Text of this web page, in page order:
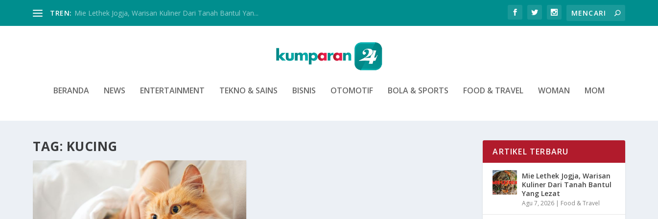
TREN: Mie Lethek Jogja, Warisan Kuliner Dari Tanah Bantul Yan...
BERANDA NEWS ENTERTAINMENT TEKNO & SAINS BISNIS OTOMOTIF BOLA & SPORTS FOOD & TRAVEL WOMAN MOM
TAG: KUCING ARTIKEL TERBARU
Mie Lethek Jogja, Warisan
Kuliner Dari Tanah Bantul
Yang Lezat
Agu 7, 2026 | Food & Travel